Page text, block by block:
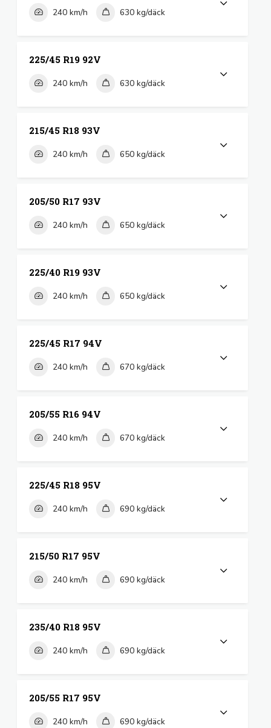
240 km/h 630 kg/däck
225/45 R19 92V
240 km/h 630 kg/däck
215/45 R18 93V
240 km/h 650 kg/däck
205/50 R17 93V
240 km/h 650 kg/däck
225/40 R19 93V
240 km/h 650 kg/däck
225/45 R17 94V
240 km/h 670 kg/däck
205/55 R16 94V
240 km/h 670 kg/däck
225/45 R18 95V
240 km/h 690 kg/däck
215/50 R17 95V
240 km/h 690 kg/däck
235/40 R18 95V
240 km/h 690 kg/däck
205/55 R17 95V
240 km/h 690 kg/däck